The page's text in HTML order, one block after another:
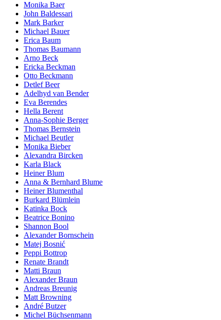
Monika Baer
John Baldessari
Mark Barker
Michael Bauer
Erica Baum
Thomas Baumann
Arno Beck
Ericka Beckman
Otto Beckmann
Detlef Beer
Adelhyd van Bender
Eva Berendes
Hella Berent
Anna-Sophie Berger
Thomas Bernstein
Michael Beutler
Monika Bieber
Alexandra Bircken
Karla Black
Heiner Blum
Anna & Bernhard Blume
Heiner Blumenthal
Burkard Blümlein
Katinka Bock
Beatrice Bonino
Shannon Bool
Alexander Bornschein
Matej Bosnić
Peppi Bottrop
Renate Brandt
Matti Braun
Alexander Braun
Andreas Breunig
Matt Browning
André Butzer
Michel Büchsenmann